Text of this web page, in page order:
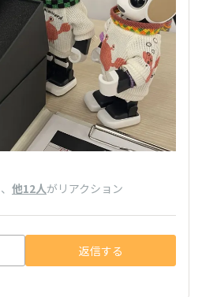
、 他12人がリアクション
返信する